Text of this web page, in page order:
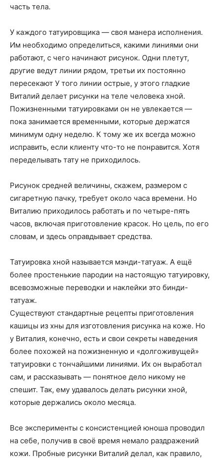
часть тела.
У каждого татуировщика — своя манера исполнения.
Им необходимо определиться, какими линиями они
работают, с чего начинают рисунок. Одни плетут,
другие ведут линии рядом, третьи их постоянно
пересекают У того линии острые, у этого гладкие
Виталий делает рисунки на теле человека хной.
Пожизненными татуировками он не увлекается —
пока занимается временными, которые держатся
минимум одну неделю. К тому же их всегда можно
исправить, если клиенту что-то не понравится. Хотя
переделывать тату не приходилось.
Рисунок средней величины, скажем, размером с
сигаретную пачку, требует около часа времени. Но
Виталию приходилось работать и по четыре-пять
часов, включая приготовление красок. Но цель, по его
словам, и здесь оправдывает средства.
Татуировка хной называется мэнди-татуаж. А ещё
более простенькие пародии на настоящую татуировку,
всевозможные переводки и наклейки это бинди-
татуаж.
Существуют стандартные рецепты приготовления
кашицы из хны для изготовления рисунка на коже. Но
у Виталия, конечно, есть и свои секреты наведения
более похожей на пожизненную и «долгоживущей»
татуировки с тончайшими линиями. Их он выработал
сам, и рассказывать — понятное дело никому не
спешит. Так, ему удавалось делать рисунки хной,
которые держались около месяца.
Все эксперименты с консистенцией юноша проводил
на себе, получив в своё время немало раздражений
кожи. Пробные рисунки Виталий делал, как правило,